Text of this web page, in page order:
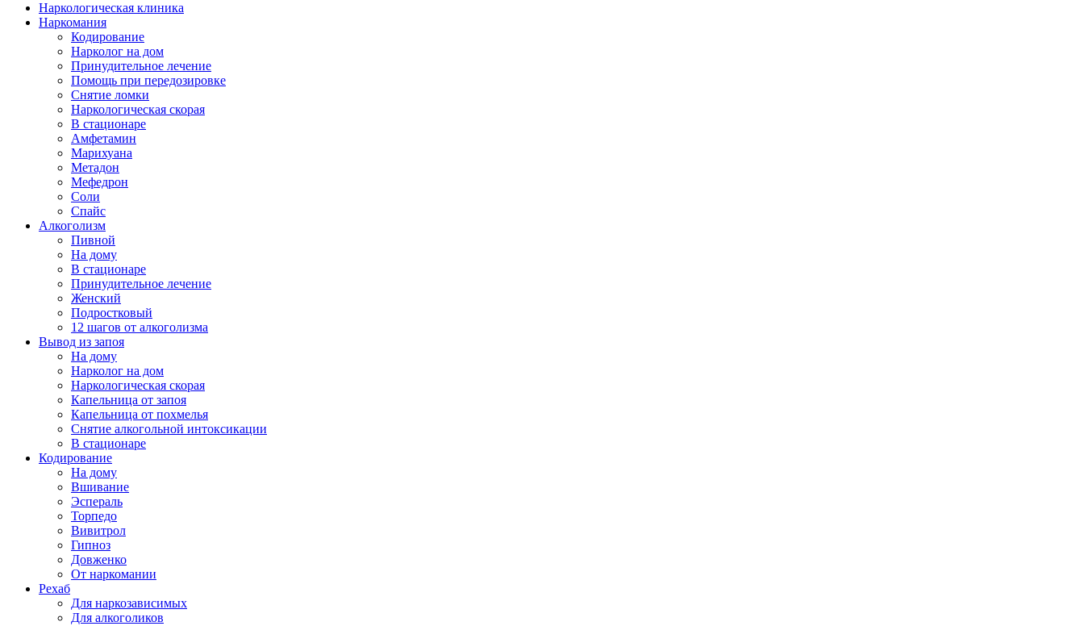
Наркологическая клиника
Наркомания
Кодирование
Нарколог на дом
Принудительное лечение
Помощь при передозировке
Снятие ломки
Наркологическая скорая
В стационаре
Амфетамин
Марихуана
Метадон
Мефедрон
Соли
Спайс
Алкоголизм
Пивной
На дому
В стационаре
Принудительное лечение
Женский
Подростковый
12 шагов от алкоголизма
Вывод из запоя
На дому
Нарколог на дом
Наркологическая скорая
Капельница от запоя
Капельница от похмелья
Снятие алкогольной интоксикации
В стационаре
Кодирование
На дому
Вшивание
Эспераль
Торпедо
Вивитрол
Гипноз
Довженко
От наркомании
Рехаб
Для наркозависимых
Для алкоголиков